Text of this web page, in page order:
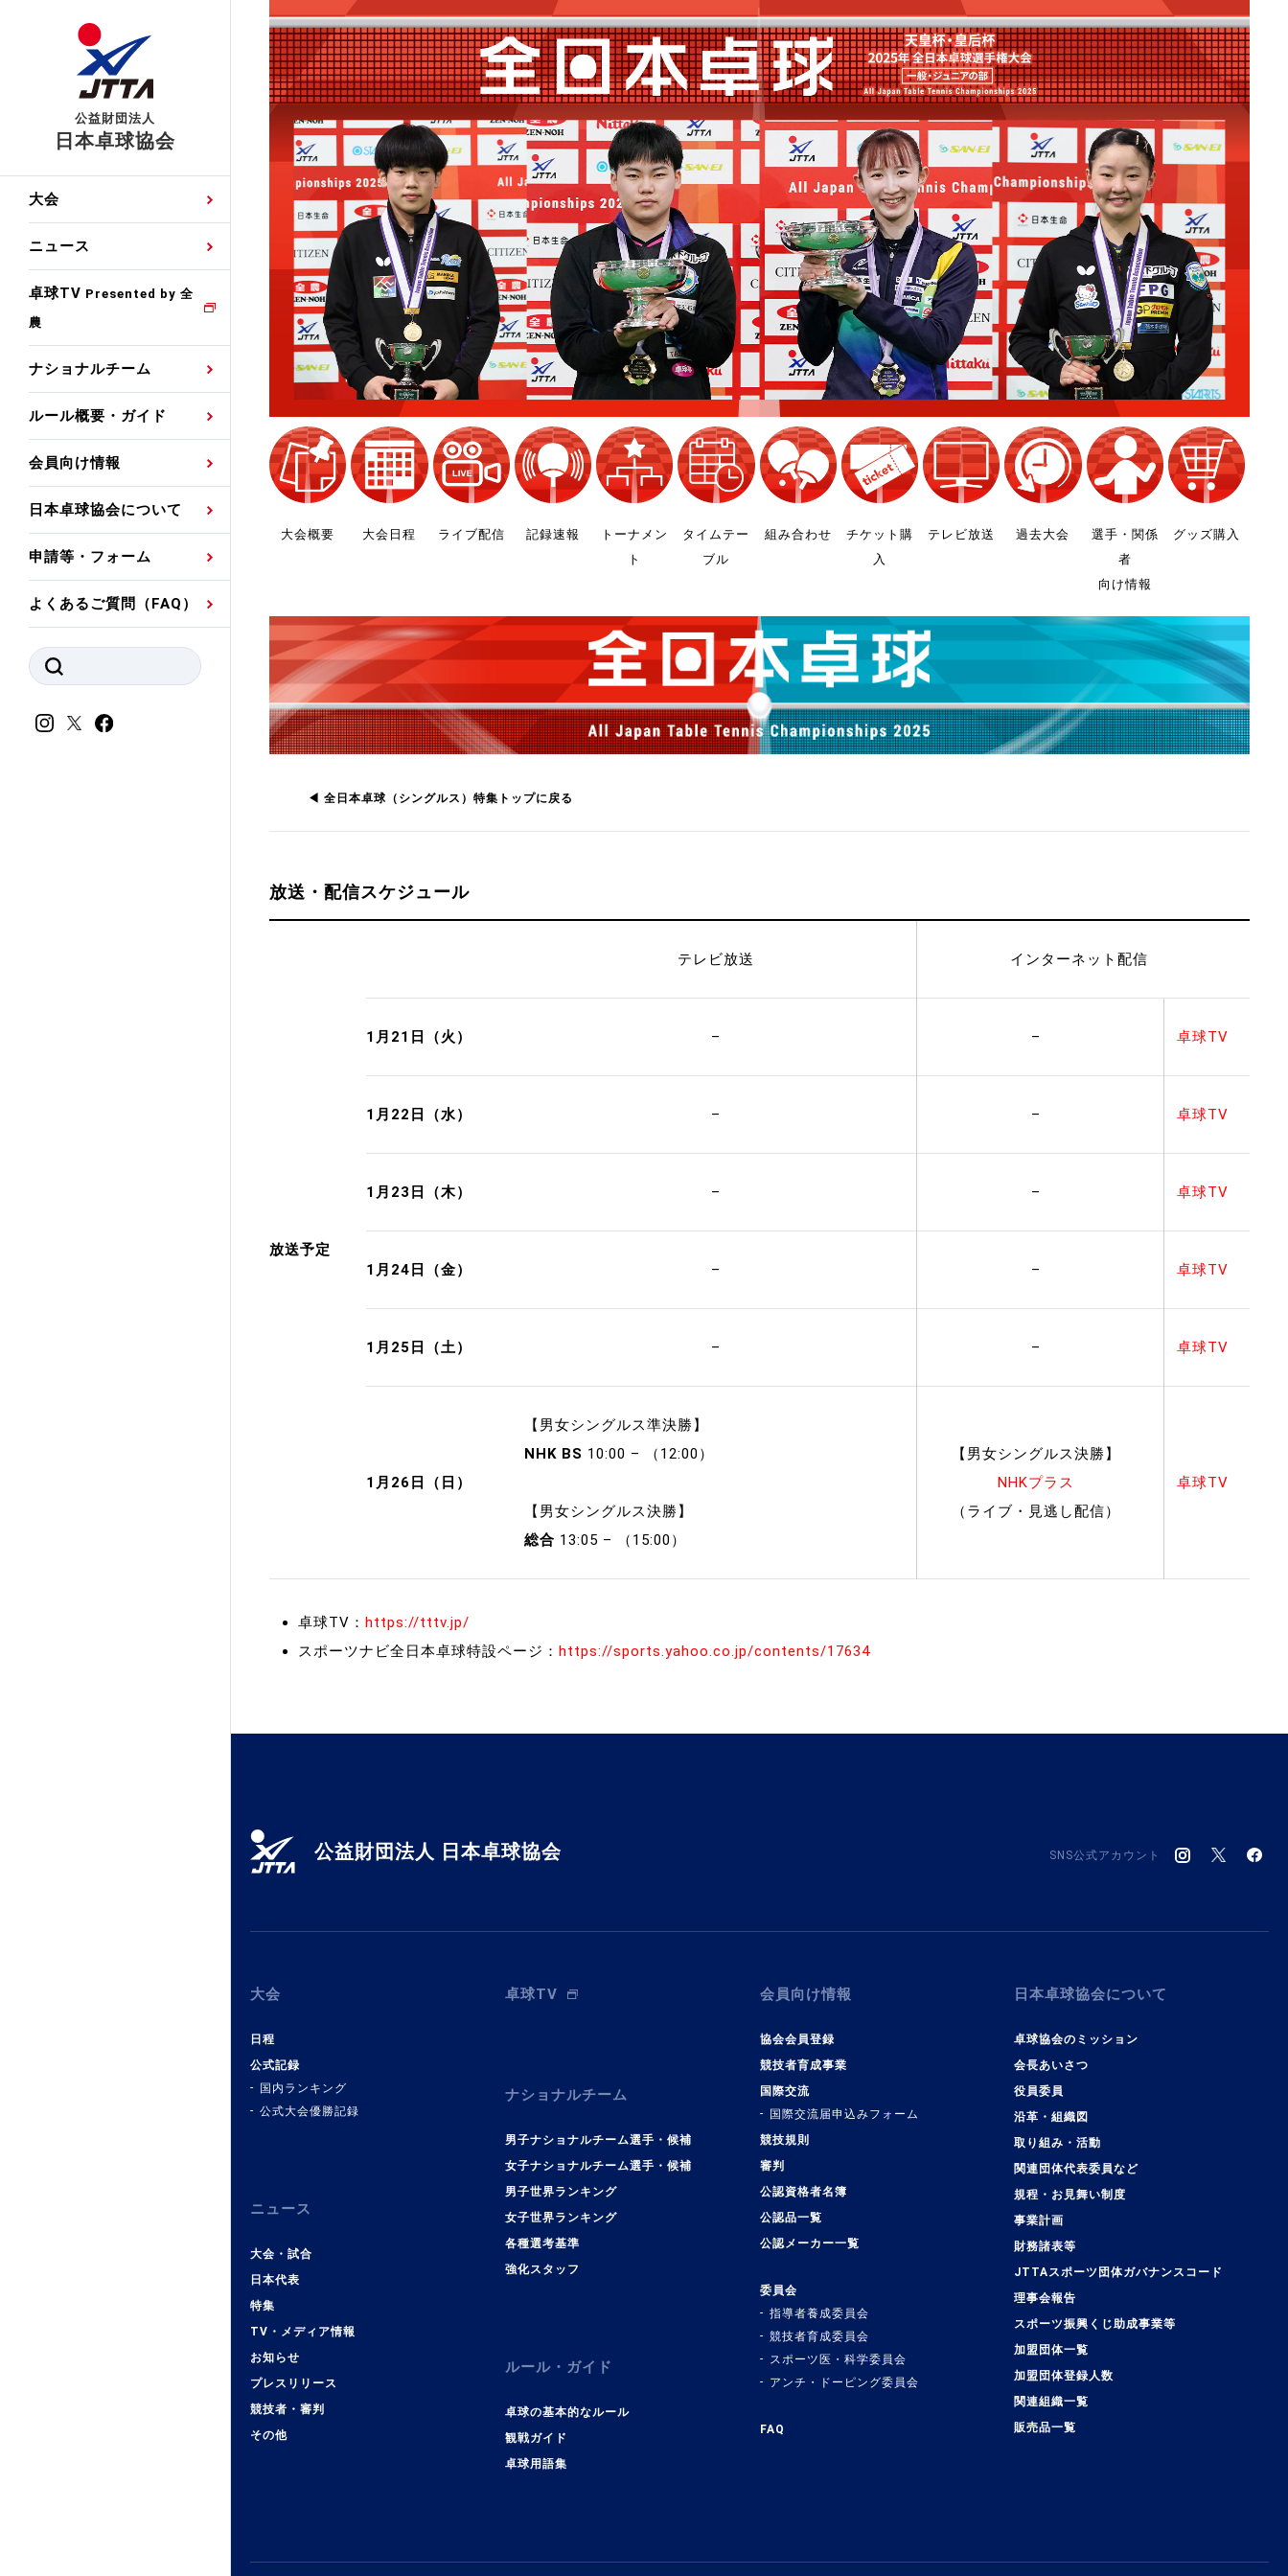
公益財団法人
日本卓球協会
大会 日程
公式記録
国内ランキング
公式大会優勝記録
ニュース
大会・試合
日本代表
特集
TV・メディア情報
お知らせ
プレスリリース
競技者(パスウェイ)・審判
その他
卓球TV Presented by 全
農
ナショナルチーム
男子ナショナルチーム選
手・候補
女子ナショナルチーム選
手・候補
男子世界ランキング
女子世界ランキング
各種選考基準
強化スタッフ
ルール概要・ガイド
卓球の基本的なルール
競技規則
観戦ガイド
卓球用語集
スポーツ栄養カルタ
会員向け情報
協会会員登録
ゼッケンについて
競技者育成事業
審判
指導者
公認資格者名簿
公認品一覧
公認メーカー一覧
指導者養成委員会
競技者育成委員会
スポーツ医・科学委員会
日本卓球協会について
卓球協会のミッション
会長あいさつ
役員委員
沿革・組織図
取り組み・活動
関連団体代表委員など
規程・お見舞い制度
ハンドブックデータ
財務諸表等
JTTAスポーツ団体ガバナ
ンスコード
理事会報告
加盟団体登録人数
申請等・フォーム
国際交流届申込みフォーム
国際大会自主参加申請
競技ウエア広告申請
競技ウエアチーム名申請
日本卓球ルールのお問い合
わせ
審判員ネームプレート制作
申込
よくあるご質問（FAQ）
大会概要 大会日程 ライブ配信 記録速報
トーナメン
ト
タイムテー
ブル
組み合わせ
チケット購
入
テレビ放送 過去大会
選手・関係
者
向け情報
グッズ購入
◀ 全日本卓球（シングルス）特集トップに戻る
放送・配信スケジュール
放送予定
テレビ放送 インターネット配信
1月21日（火） – – 卓球TV
1月22日（水） – – 卓球TV
1月23日（木） – – 卓球TV
1月24日（金） – – 卓球TV
1月25日（土） – – 卓球TV
1月26日（日）
【男女シングルス準決勝】
NHK BS 10:00 – （12:00）
【男女シングルス決勝】
総合 13:05 – （15:00）
【男女シングルス決勝】
NHKプラス
（ライブ・見逃し配信）
卓球TV
卓球TV： https://tttv.jp/
スポーツナビ全日本卓球特設ページ： https://sports.yahoo.co.jp/contents/17634
公益財団法人 日本卓球協会 SNS公式アカウント
大会
日程
公式記録
国内ランキング
公式大会優勝記録
ニュース
大会・試合
日本代表
特集
TV・メディア情報
お知らせ
プレスリリース
競技者・審判
その他
卓球TV
ナショナルチーム
男子ナショナルチーム選手・候補
女子ナショナルチーム選手・候補
男子世界ランキング
女子世界ランキング
各種選考基準
強化スタッフ
ルール・ガイド
卓球の基本的なルール
観戦ガイド
卓球用語集
会員向け情報
協会会員登録
競技者育成事業
国際交流
国際交流届申込みフォーム
競技規則
審判
公認資格者名簿
公認品一覧
公認メーカー一覧
委員会
指導者養成委員会
競技者育成委員会
スポーツ医・科学委員会
アンチ・ドーピング委員会
FAQ
日本卓球協会について
卓球協会のミッション
会長あいさつ
役員委員
沿革・組織図
取り組み・活動
関連団体代表委員など
規程・お見舞い制度
事業計画
財務諸表等
JTTAスポーツ団体ガバナンスコード
理事会報告
スポーツ振興くじ助成事業等
加盟団体一覧
加盟団体登録人数
関連組織一覧
販売品一覧